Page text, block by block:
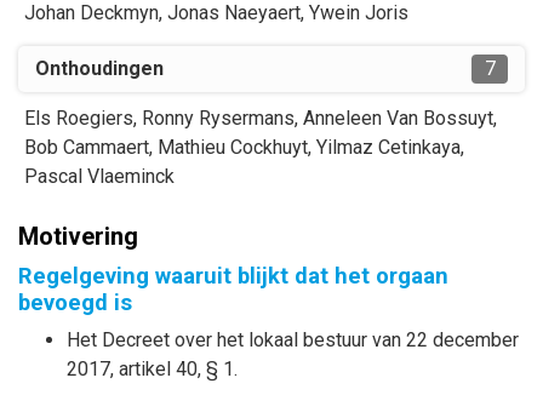
Johan Deckmyn, Jonas Naeyaert, Ywein Joris
Onthoudingen 7
Els Roegiers, Ronny Rysermans, Anneleen Van Bossuyt,
Bob Cammaert, Mathieu Cockhuyt, Yilmaz Cetinkaya,
Pascal Vlaeminck
Motivering
Regelgeving waaruit blijkt dat het orgaan
bevoegd is
Het Decreet over het lokaal bestuur van 22 december
2017, artikel 40, § 1.